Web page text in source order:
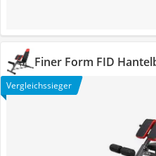
Finer Form FID
Vergleichssieger